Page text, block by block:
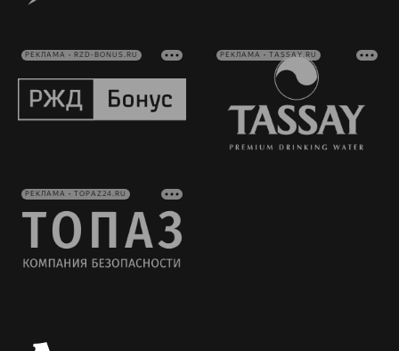
РЕКЛАМА • RZD-BONUS.RU РЕКЛАМА • TASSAY.RU
РЕКЛАМА • TOPAZ24.RU